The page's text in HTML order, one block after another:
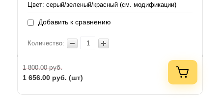
Цвет: серый/зеленый/красный (см. модификации)
Добавить к сравнению
Количество:
1 800.00руб.
1 656.00 руб. (шт)